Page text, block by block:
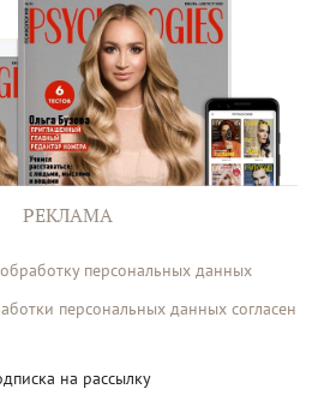
РЕКЛАМА
персональных данных
персональных данных согласен
на рассылку